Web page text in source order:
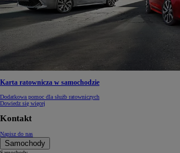
Karta ratownicza w samochodzie
Dodatkowa pomoc dla służb ratowniczych
Dowiedz się więcej
Kontakt
Napisz do nas
Samochody